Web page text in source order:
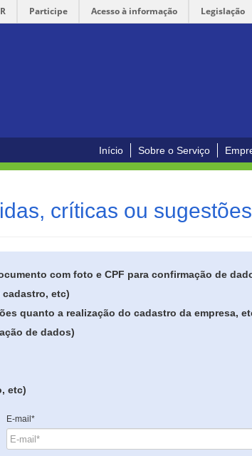
Participe Acesso à informação Legislação
Início Sobre o Serviço
críticas ou sugestões
com foto e CPF para confirmação de
etc)
quanto a realização do cadastro da empresa,
de dados)
etc)
E-mail*